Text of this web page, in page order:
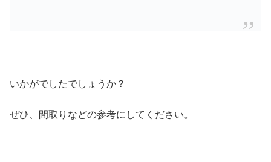
いかがでしたでしょうか？
ぜひ、間取りなどの参考にしてください。